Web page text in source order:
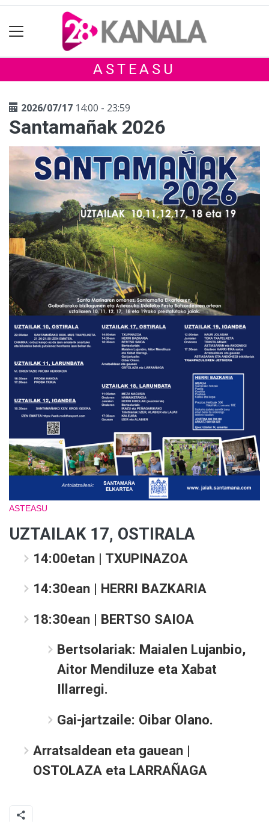
ASTEASU
2026/07/17 14:00 - 23:59
Santamañak 2026
ASTEASU
UZTAILAK 17, OSTIRALA
14:00etan | TXUPINAZOA
14:30ean | HERRI BAZKARIA
18:30ean | BERTSO SAIOA
Bertsolariak: Maialen Lujanbio,
Aitor Mendiluze eta Xabat
Illarregi.
Gai-jartzaile: Oibar Olano.
Arratsaldean eta gauean |
OSTOLAZA eta LARRAÑAGA